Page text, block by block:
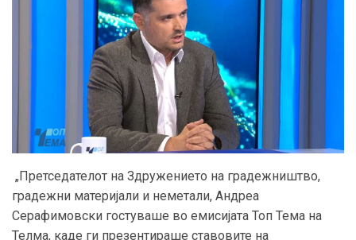
„Претседателот на Здружението на градежништво,
градежни материјали и неметали, Андреа
Серафимовски гостуваше во емисијата Топ Тема на
Телма, каде ги презентираше ставовите на